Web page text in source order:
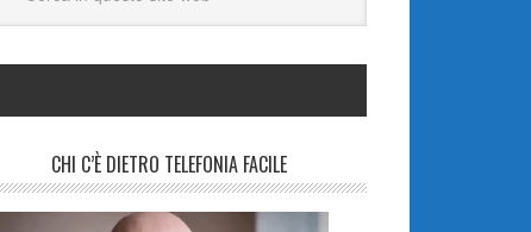
CHI C’È DIETRO TELEFONIA FACILE